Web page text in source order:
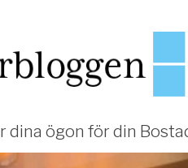
dina ögon för din